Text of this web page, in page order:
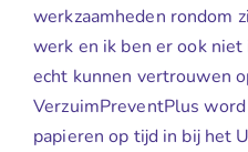
werkzaamheden rondom
werk en ik ben er ook
echt kunnen vertrouwen
VerzuimPreventPlus
papieren op tijd in bij het